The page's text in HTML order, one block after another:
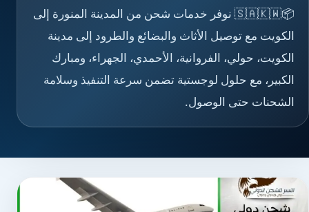
📦🇸🇦🇰🇼 نوفر خدمات شحن من المدينة المنورة إلى
الكويت مع توصيل الأثاث والبضائع والطرود إلى مدينة
الكويت، حولي، الفروانية، الأحمدي، الجهراء، ومبارك
الكبير، مع حلول لوجستية تضمن سرعة التنفيذ وسلامة
الشحنات حتى الوصول.